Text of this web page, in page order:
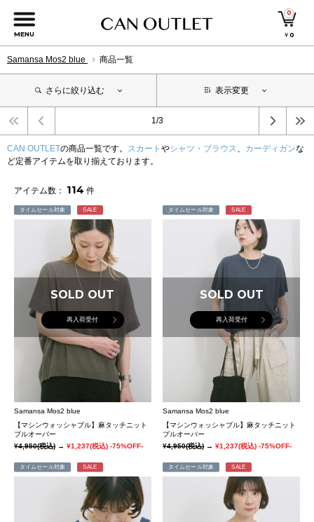
MENU
0
￥0
Samansa Mos2 blue 商品一覧
さらに絞り込む 表示変更
1/3
CAN OUTLETの商品一覧です。 スカート やシャツ・ブラウス、 カーディガンな
ど定番アイテムを取り揃えております。
アイテム数： 114 件
タイムセール対象 SALE
SOLD OUT
再入荷受付
Samansa Mos2 blue
【マシンウォッシャブル】麻タッチニット
プルオーバー
¥4,950(税込) → ¥1,237(税込) -75%OFF-
タイムセール対象 SALE
SOLD OUT
再入荷受付
Samansa Mos2 blue
【マシンウォッシャブル】麻タッチニット
プルオーバー
¥4,950(税込)→¥1,237(税込) -75%OFF-
タイムセール対象 SALE タイムセール対象 SALE